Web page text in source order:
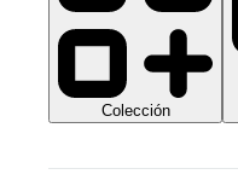
Colección